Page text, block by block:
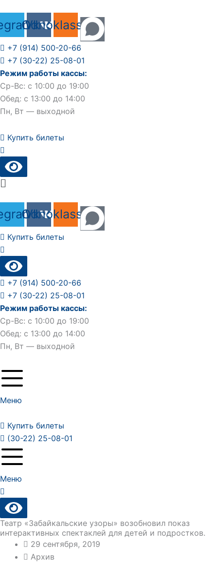
содержимому
Vk
Odnoklassniki
+7 (914) 500-20-66
+7 (30-22) 25-08-01
Режим работы кассы:
Ср-Вс: с 10:00 до 19:00
Обед: с 13:00 до 14:00
Пн, Вт — выходной
Купить билеты
Main
Vk
Odnoklassniki
Купить билеты
+7 (914) 500-20-66
+7 (30-22) 25-08-01
Режим работы кассы:
Ср-Вс: с 10:00 до 19:00
Обед: с 13:00 до 14:00
Пн, Вт — выходной
Меню
Купить билеты
(30-22) 25-08-01
Меню
Театр «Забайкальские узоры» возобновил показ
интерактивных спектаклей для детей и подростков.
29 сентября, 2019
Архив